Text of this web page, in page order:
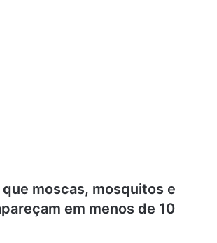
moscas, mosquitos e
em menos de 10